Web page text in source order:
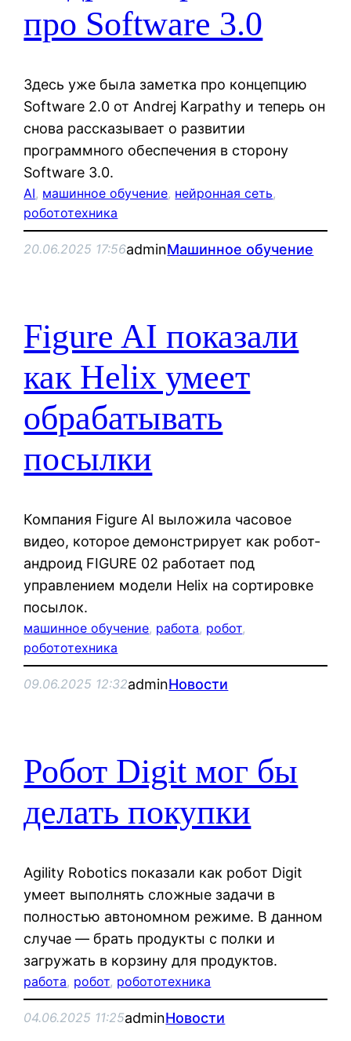
про Software 3.0
Здесь уже была заметка про концепцию
Software 2.0 от Andrej Karpathy и теперь он
снова рассказывает о развитии
программного обеспечения в сторону
Software 3.0.
AI, машинное обучение, нейронная сеть
робототехника
20.06.2025 17:56adminМашинное обучение
Figure AI показали
как Helix умеет
обрабатывать
посылки
Компания Figure AI выложила часовое
видео, которое демонстрирует как робот-
андроид FIGURE 02 работает под
управлением модели Helix на сортировке
посылок.
машинное обучение, работа, робот
робототехника
09.06.2025 12:32adminНовости
Робот Digit мог бы
делать покупки
Agility Robotics показали как робот Digit
умеет выполнять сложные задачи в
полностью автономном режиме. В данном
случае — брать продукты с полки и
загружать в корзину для продуктов.
работа, робот, робототехника
04.06.2025 11:25adminНовости